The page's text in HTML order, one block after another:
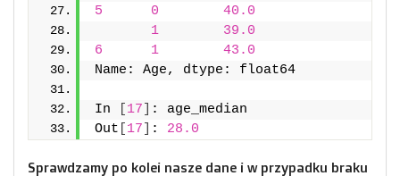
5
0
40.0
1
39.0
6
1
43.0
Name: Age, dtype: float64
In 17
: age_median
Out
17 : 28.0
Sprawdzamy po kolei nasze dane i w przypadku braku